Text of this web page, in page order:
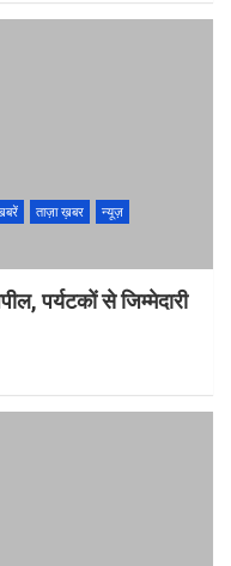
ताज़ा ख़बर
न्यूज़
पर्यटकों से जिम्मेदारी